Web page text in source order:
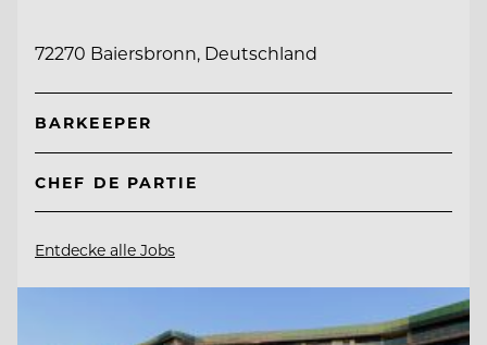
72270 Baiersbronn, Deutschland
BARKEEPER
CHEF DE PARTIE
Entdecke alle Jobs